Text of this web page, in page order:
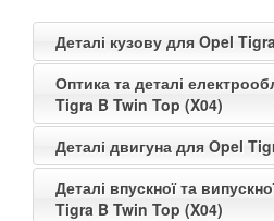
Деталі кузову для Opel
Оптика та деталі
Tigra B Twin Top (X04)
Деталі двигуна для Opel
Деталі впускної та
Tigra B Twin Top (X04)